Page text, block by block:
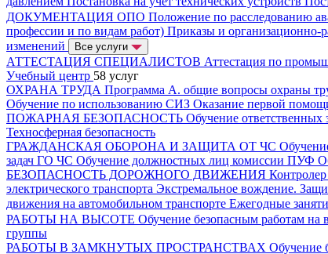
ДОКУМЕНТАЦИЯ ОПО Положение по расследованию
профессии и по видам работ) Приказы и организационно-
изменений
Все услуги
АТТЕСТАЦИЯ СПЕЦИАЛИСТОВ Аттестация по
Учебный центр 58 услуг
ОХРАНА ТРУДА Программа А. общие вопросы охраны
Обучение по использованию СИЗ Оказание первой
ПОЖАРНАЯ БЕЗОПАСНОСТЬ Обучение ответственных
Техносферная безопасность
ГРАЖДАНСКАЯ ОБОРОНА И ЗАЩИТА ОТ ЧС
задач ГО ЧС Обучение должностных лиц комиссии ПУФ
БЕЗОПАСНОСТЬ ДОРОЖНОГО ДВИЖЕНИЯ
электрического транспорта Экстремальное вождение.
движения на автомобильном транспорте Ежегодные
РАБОТЫ НА ВЫСОТЕ Обучение безопасным работам на
группы
РАБОТЫ В ЗАМКНУТЫХ ПРОСТРАНСТВАХ Обучение